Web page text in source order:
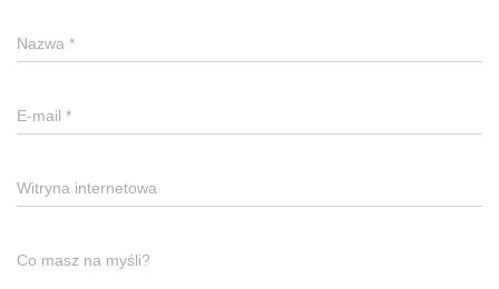
Nazwa *
E-mail *
Witryna internetowa
Co masz na myśli?